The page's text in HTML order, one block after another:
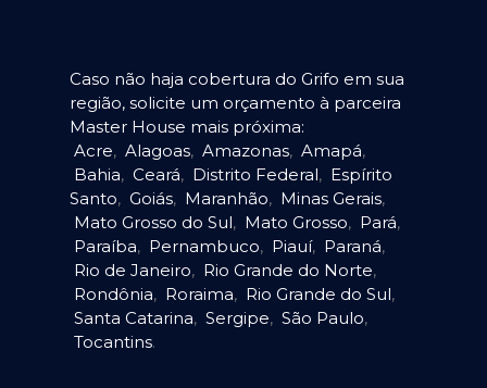
Caso não haja cobertura do Grifo em sua
região, solicite um orçamento à parceira
Master House mais próxima:
Acre, Alagoas, Amazonas, Amapá,
Bahia, Ceará, Distrito Federal, Espírito
Santo, Goiás, Maranhão, Minas Gerais,
Mato Grosso do Sul, Mato Grosso, Pará,
Paraíba, Pernambuco, Piauí, Paraná,
Rio de Janeiro, Rio Grande do Norte,
Rondônia, Roraima, Rio Grande do Sul,
Santa Catarina, Sergipe, São Paulo,
Tocantins.